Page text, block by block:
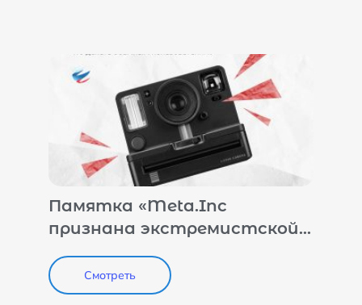
Памятка «Meta.Inc
признана экстремистской
значит?»
Смотреть